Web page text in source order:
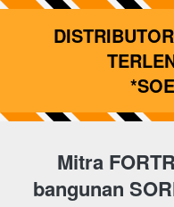
Mitra
bangunan